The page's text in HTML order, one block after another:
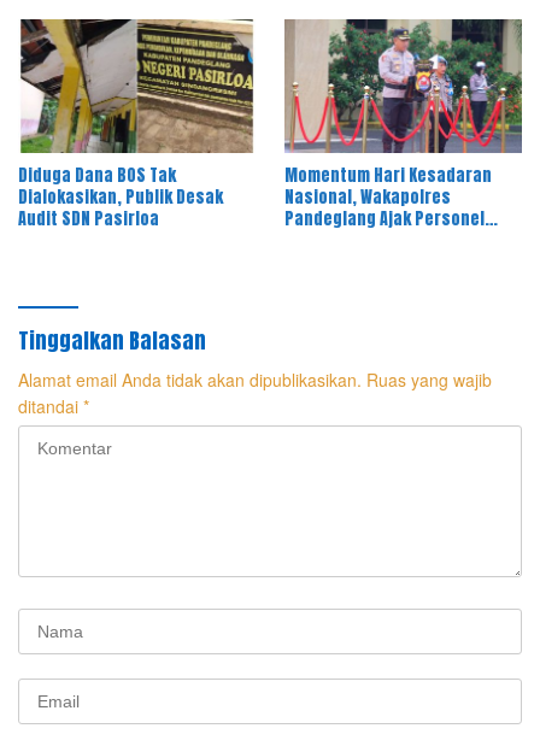
Diduga Dana BOS Tak
Dialokasikan, Publik Desak
Audit SDN Pasirloa
Momentum Hari Kesadaran
Nasional, Wakapolres
Pandeglang Ajak Personel
Tinggalkan Balasan
Alamat email Anda tidak akan dipublikasikan. Ruas yang wajib
ditandai *